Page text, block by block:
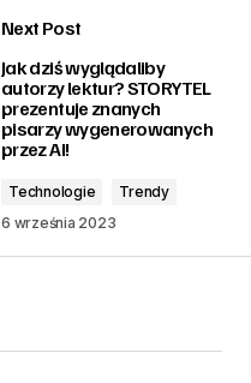
Next Post
Jak dziś wyglądaliby
autorzy lektur? STORYTEL
prezentuje znanych
pisarzy wygenerowanych
przez AI!
Technologie
Trendy
6 września 2023